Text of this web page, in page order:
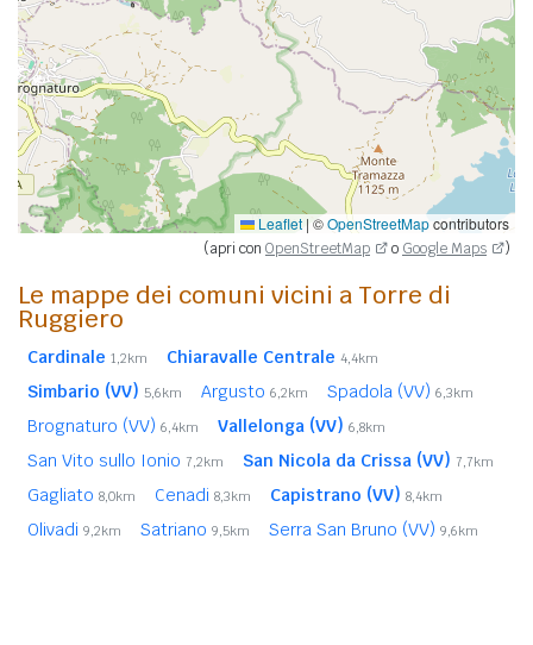
Leaflet |©OpenStreetMapcontributors
(apri con OpenStreetMap o Google Maps )
Le mappe dei comuni vicini a Torre di
Ruggiero
Cardinale 1,2km Chiaravalle Centrale 4,4km
Simbario (VV) 5,6km Argusto 6,2km Spadola (VV) 6,3km
Brognaturo (VV) 6,4km Vallelonga (VV) 6,8km
San Vito sullo Ionio 7,2km San Nicola da Crissa (VV) 7,7km
Gagliato 8,0km Cenadi 8,3km Capistrano (VV) 8,4km
Olivadi 9,2km Satriano 9,5km Serra San Bruno (VV) 9,6km